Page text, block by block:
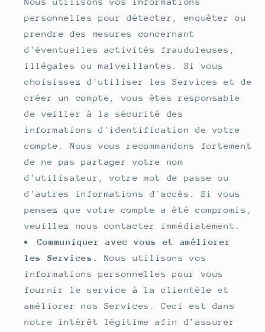
personnelles pour détecter, enquêter ou
prendre des mesures concernant
d'éventuelles activités frauduleuses,
illégales ou malveillantes. Si vous
choisissez d'utiliser les Services et de
créer un compte, vous êtes responsable
de veiller à la sécurité des
informations d'identification de votre
compte. Nous vous recommandons fortement
de ne pas partager votre nom
d'utilisateur, votre mot de passe ou
d'autres informations d'accès. Si vous
pensez que votre compte a été compromis,
veuillez nous contacter immédiatement.
Communiquer avec vous et améliorer
les Services.
Nous utilisons vos
informations personnelles pour vous
fournir le service à la clientèle et
améliorer nos Services. Ceci est dans
notre intérêt légitime afin d’assurer